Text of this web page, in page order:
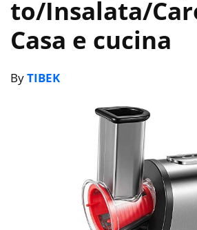
to/Insalata/
Casa e cucina
ByTIBEK